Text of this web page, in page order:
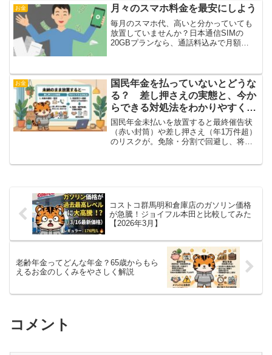
お金 月々のスマホ料金を最安にしよう
毎月のスマホ代、高いと分かっていても
放置していませんか？日本通信SIMの
20GBプランなら、通話料込みで月額
し、明るい明日のための家計を作りまし
ょう。
お金
国民年金を払っていないとどうな
る？ 差し押さえの実態と、今か
らできる対処法をわかりやすく解
説
国民年金未払いを放置すると最終催告状
（赤い封筒）や差し押さえ（年1万件超）
のリスクが。免除・分割で回避し、将来
やすく最適解をお伝えします。早めの相
談で安心老後を！
コストコ群馬明和倉庫店のガソリン価格
が急騰！ジョイフル本田と比較してみた
【2026年3月】
老齢年金ってどんな年金？65歳からもら
えるお金のしくみをやさしく解説
コメント